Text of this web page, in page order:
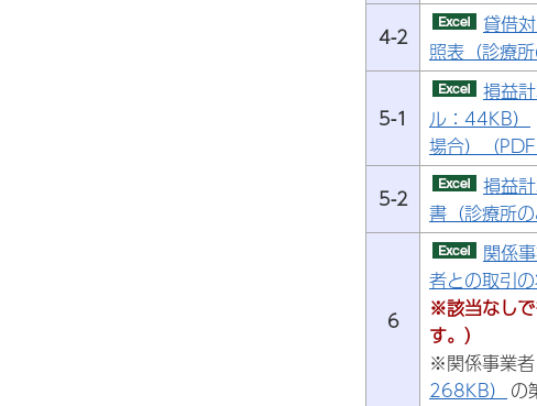
4-2 貸借
照表（診療
5-1
損益
ル：44KB）
場合）（
5-2 損益
書（診療所
6
関係
者との取引
※該当なし
す。）
※関係事業
268KB） の